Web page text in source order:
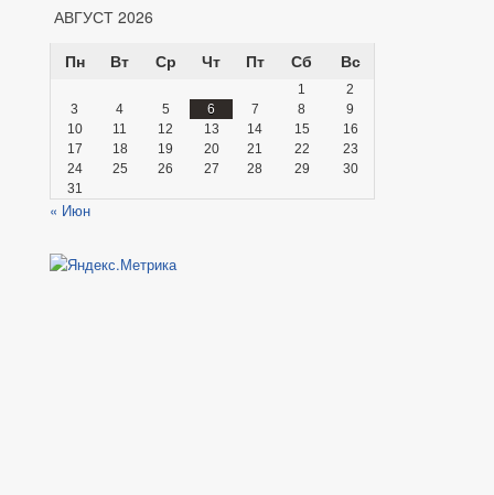
АВГУСТ 2026
Пн
Вт Ср Чт Пт Сб Вс
1
2
3
4 5 6 7 8
9
10
11 12 13 14 15
16
17
18 19 20 21 22
23
24
25 26 27 28 29
30
31
« Июн